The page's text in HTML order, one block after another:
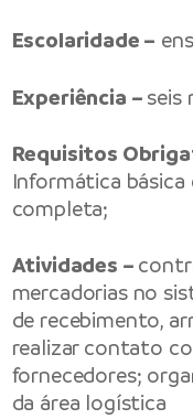
Escolaridade –
Experiência – seis
Requisitos
Informática
completa;
Atividades –
mercadorias no
de recebimento,
realizar contato
fornecedores;
da área logística